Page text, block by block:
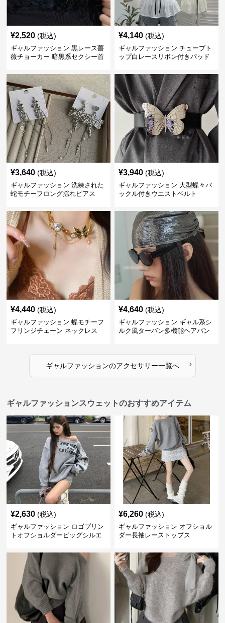
¥2,520 (税込)
ギャルファッション 黒レース薔
薇チョーカー 暗黒系セクシー首
¥4,140 (税込)
ギャルファッション チューブト
ップ白レースリボン付きパッド
¥3,640 (税込)
ギャルファッション 洗練された
蛇モチーフロング揺れピアス
¥3,940 (税込)
ギャルファッション 大型蝶々バ
ックル付きウエストベルト
¥4,440 (税込)
ギャルファッション 蝶モチーフ
フリンジチェーン ネックレス
¥4,640 (税込)
ギャルファッション ギャル系シ
ルク風ターバン多機能ヘアバン
ギャルファッションのアクセサリー一覧へ ›
ギャルファッションスウェットのおすすめアイテム
¥2,630 (税込)
ギャルファッション ロゴプリン
トオフショルダービッグシルエ
¥6,260 (税込)
ギャルファッション オフショル
ダー長袖レーストップス